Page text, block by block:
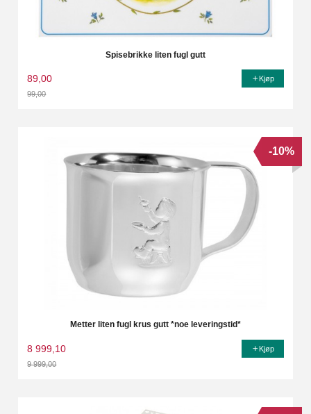
Spisebrikke liten fugl gutt
89,00
99,00
Kjøp
Metter liten fugl krus gutt *noe leveringstid*
8 999,10
9 999,00
-10%
Kjøp